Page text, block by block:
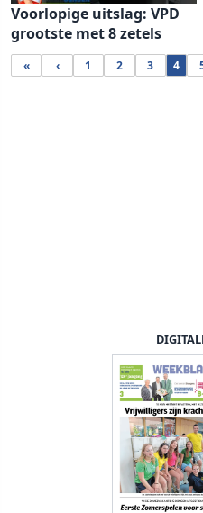
Voorlopige uitslag: VPD
grootste met 8 zetels
« ‹ 1 2 3 4